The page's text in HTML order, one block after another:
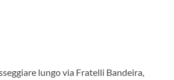
lungo via Fratelli Bandeira,